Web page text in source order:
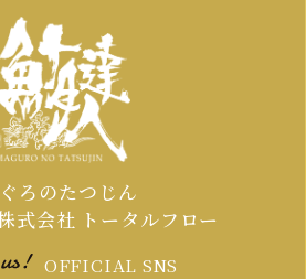
、職人やマグロの仕入れ、
が集中するため、お早めの
となります。
ろのたつじん
式会社 トータルフロー
OFFICIAL SNS